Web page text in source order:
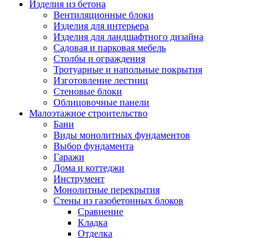
Изделия из бетона
Вентиляционные блоки
Изделия для интерьера
Изделия для ландшафтного дизайна
Садовая и парковая мебель
Столбы и ограждения
Тротуарные и напольные покрытия
Изготовление лестниц
Стеновые блоки
Облицовочные панели
Малоэтажное строительство
Бани
Виды монолитных фундаментов
Выбор фундамента
Гаражи
Дома и коттеджи
Инструмент
Монолитные перекрытия
Стены из газобетонных блоков
Сравнение
Кладка
Отделка